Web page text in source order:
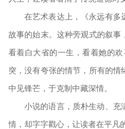
在艺术表达上，《永远有多
故事的始末。这种旁观式的叙事
看着白大省的一生，看着她的
突，没有夸张的情节，所有的
中见锋芒，于克制中藏深情。
小说的语言，质朴生动、充
情，却字字戳心，让读者在平凡